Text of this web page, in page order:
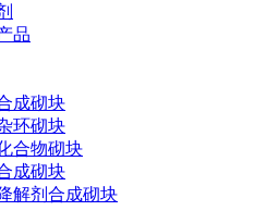
品
成砌块
环砌块
合物砌块
成砌块
解剂合成砌块